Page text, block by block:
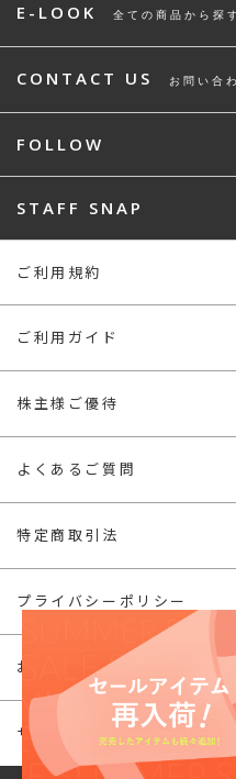
E-LOOK 全ての商品から探
CONTACT US お問い合
FOLLOW
STAFF SNAP
ご利用規約
ご利用ガイド
株主様ご優待
よくあるご質問
特定商取引法
プライバシーポリシー
お問い合わせ
サイトマップ